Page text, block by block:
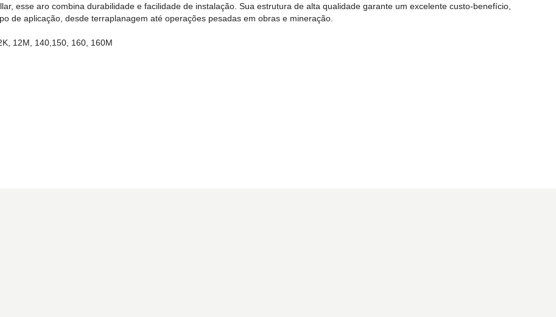
esse aro combina durabilidade e facilidade de instalação. Sua estrutura de alta qualidade garante um excelente custo-benefício,
de aplicação, desde terraplanagem até operações pesadas em obras e mineração.
12M, 140,150, 160, 160M